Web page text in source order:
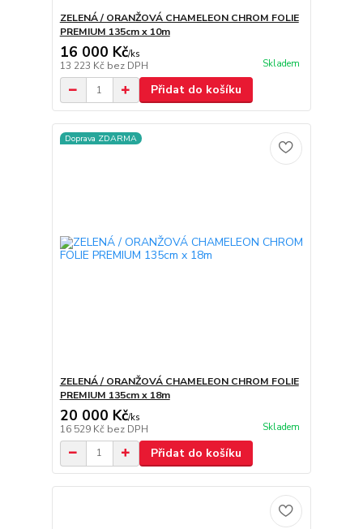
ZELENÁ / ORANŽOVÁ CHAMELEON CHROM FOLIE
PREMIUM 135cm x 10m
16 000 Kč/ks
13 223 Kč bez DPH Skladem
Přidat do košíku
Doprava ZDARMA
ZELENÁ / ORANŽOVÁ CHAMELEON CHROM FOLIE
PREMIUM 135cm x 18m
20 000 Kč/ks
16 529 Kč bez DPH Skladem
Přidat do košíku